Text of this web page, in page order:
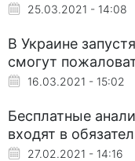
25.03.2021 - 14:08
В Украине
смогут
16.03.2021 - 15:02
Бесплатные
входят в
27.02.2021 - 14:16